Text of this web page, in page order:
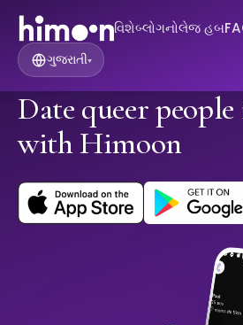
વિશેબ્લોગનોલેજ હબ
ગુજરાતી▾
Date queer
with Himoon